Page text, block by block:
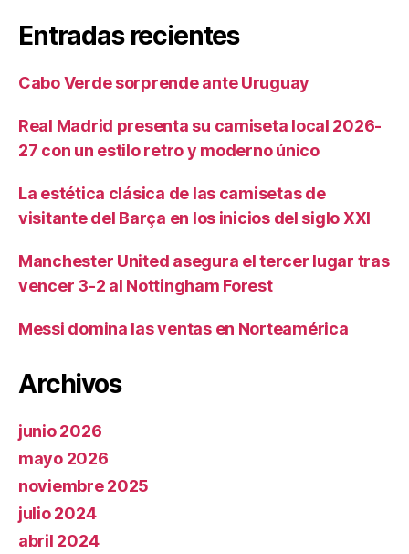
Entradas recientes
Cabo Verde sorprende ante Uruguay
Real Madrid presenta su camiseta local 2026-
27 con un estilo retro y moderno único
La estética clásica de las camisetas de
visitante del Barça en los inicios del siglo XXI
Manchester United asegura el tercer lugar tras
vencer 3-2 al Nottingham Forest
Messi domina las ventas en Norteamérica
Archivos
junio 2026
mayo 2026
noviembre 2025
julio 2024
abril 2024